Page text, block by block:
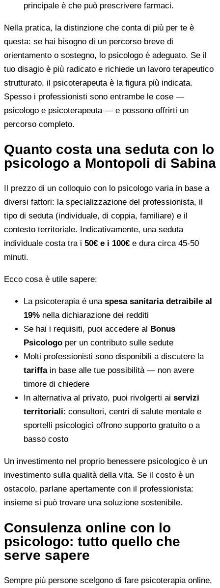
principale è che può prescrivere farmaci.
Nella pratica, la distinzione che conta di più per te è
questa: se hai bisogno di un percorso breve di
orientamento o sostegno, lo psicologo è adeguato. Se il
tuo disagio è più radicato e richiede un lavoro terapeutico
strutturato, il psicoterapeuta è la figura più indicata.
Spesso i professionisti sono entrambe le cose —
psicologo e psicoterapeuta — e possono offrirti un
percorso completo.
Quanto costa una seduta con lo
psicologo a Montopoli di Sabina
Il prezzo di un colloquio con lo psicologo varia in base a
diversi fattori: la specializzazione del professionista, il
tipo di seduta (individuale, di coppia, familiare) e il
contesto territoriale. Indicativamente, una seduta
individuale costa tra i 50€ e i 100€ e dura circa 45-50
minuti.
Ecco cosa è utile sapere:
La psicoterapia è una spesa sanitaria detraibile al
19% nella dichiarazione dei redditi
Se hai i requisiti, puoi accedere al Bonus
Psicologo per un contributo sulle sedute
Molti professionisti sono disponibili a discutere la
tariffain base alle tue possibilità — non avere
timore di chiedere
In alternativa al privato, puoi rivolgerti ai servizi
territoriali: consultori, centri di salute mentale e
sportelli psicologici offrono supporto gratuito o a
basso costo
Un investimento nel proprio benessere psicologico è un
investimento sulla qualità della vita. Se il costo è un
ostacolo, parlane apertamente con il professionista:
insieme si può trovare una soluzione sostenibile.
Consulenza online con lo
psicologo: tutto quello che
serve sapere
Sempre più persone scelgono di fare psicoterapia online,